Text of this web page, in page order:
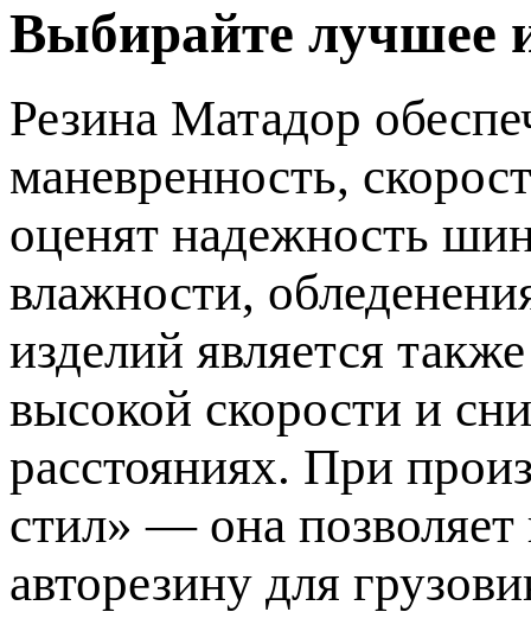
Выбирайте лучшее
Резина Матадор
маневренность,
оценят надежность
влажности,
изделий является
высокой скорости и
расстояниях. При
стил» — она
авторезину для